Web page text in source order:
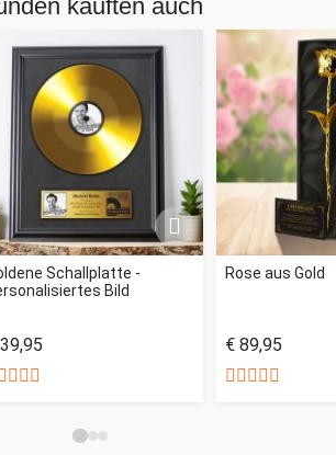
kauften auch
Schallplatte -
Bild
Rose aus Gold
€ 89,95